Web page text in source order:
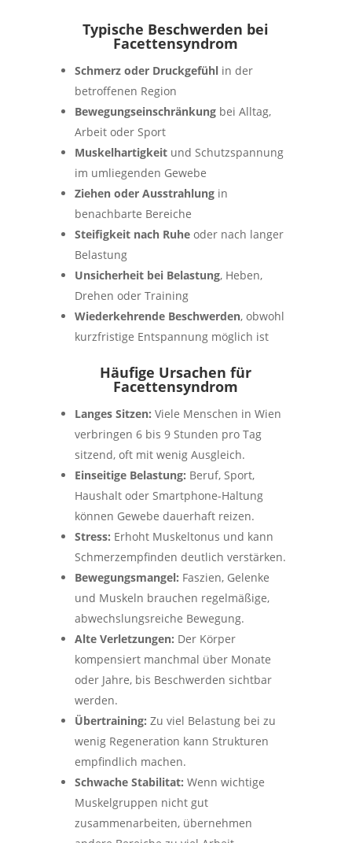
Typische Beschwerden bei
Facettensyndrom
Schmerz oder Druckgefühlin der
betroffenen Region
Bewegungseinschränkungbei Alltag,
Arbeit oder Sport
Muskelhartigkeitund Schutzspannung
im umliegenden Gewebe
Ziehen oder Ausstrahlungin
benachbarte Bereiche
Steifigkeit nach Ruheoder nach langer
Belastung
Unsicherheit bei Belastung, Heben,
Drehen oder Training
Wiederkehrende Beschwerden, obwohl
kurzfristige Entspannung möglich ist
Häufige Ursachen für
Facettensyndrom
Langes Sitzen: Viele Menschen in Wien
verbringen 6 bis 9 Stunden pro Tag
sitzend, oft mit wenig Ausgleich.
Einseitige Belastung: Beruf, Sport,
Haushalt oder Smartphone-Haltung
können Gewebe dauerhaft reizen.
Stress: Erhoht Muskeltonus und kann
Schmerzempfinden deutlich verstärken.
Bewegungsmangel: Faszien, Gelenke
und Muskeln brauchen regelmäßige,
abwechslungsreiche Bewegung.
Alte Verletzungen: Der Körper
kompensiert manchmal über Monate
oder Jahre, bis Beschwerden sichtbar
werden.
Übertraining: Zu viel Belastung bei zu
wenig Regeneration kann Strukturen
empfindlich machen.
Schwache Stabilitat: Wenn wichtige
Muskelgruppen nicht gut
zusammenarbeiten, übernehmen